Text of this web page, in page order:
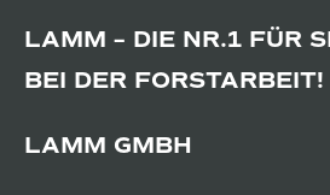
LAMM – DIE NR.1 FÜR
BEI DER FORSTARBEIT!
LAMM GMBH